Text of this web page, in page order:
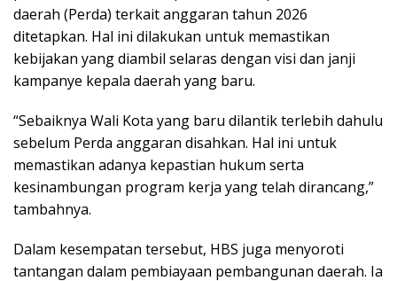
daerah (Perda) terkait anggaran tahun 2026
ditetapkan. Hal ini dilakukan untuk memastikan
kebijakan yang diambil selaras dengan visi dan janji
kampanye kepala daerah yang baru.
“Sebaiknya Wali Kota yang baru dilantik terlebih dahulu
sebelum Perda anggaran disahkan. Hal ini untuk
memastikan adanya kepastian hukum serta
kesinambungan program kerja yang telah dirancang,”
tambahnya.
Dalam kesempatan tersebut, HBS juga menyoroti
tantangan dalam pembiayaan pembangunan daerah. Ia